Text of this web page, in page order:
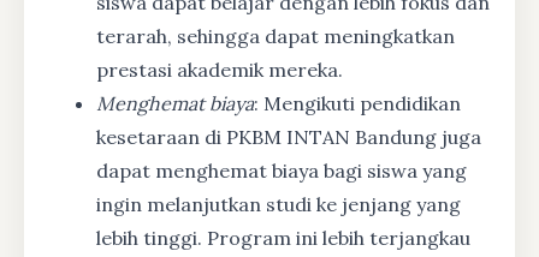
terarah, sehingga dapat meningkatkan
prestasi akademik mereka.
Menghemat biaya: Mengikuti pendidikan
kesetaraan di PKBM INTAN Bandung juga
dapat menghemat biaya bagi siswa yang
ingin melanjutkan studi ke jenjang yang
lebih tinggi. Program ini lebih terjangkau